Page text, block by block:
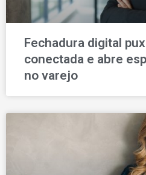
Fechadura digital
conectada e abre
no varejo